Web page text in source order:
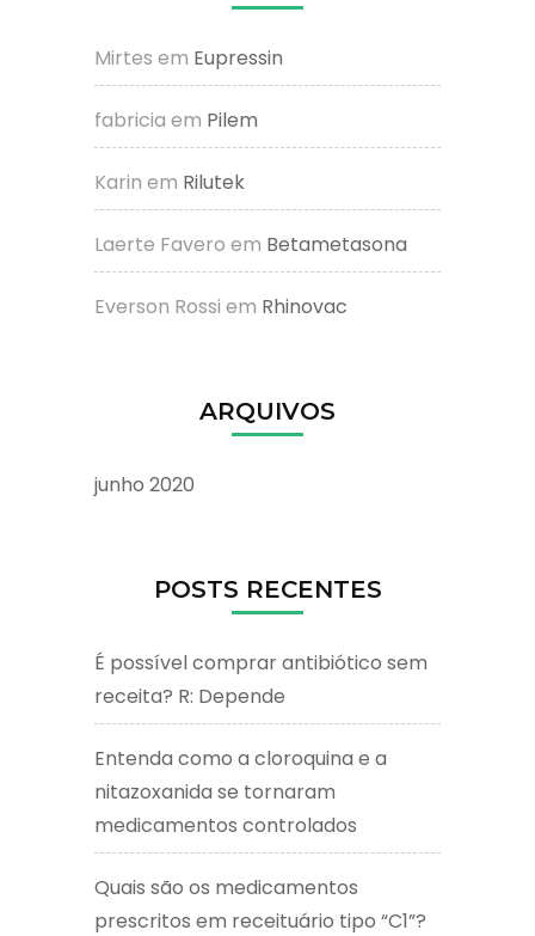
Mirtes em Eupressin
fabricia em Pilem
Karin em Rilutek
Laerte Favero em Betametasona
Everson Rossi em Rhinovac
ARQUIVOS
junho 2020
POSTS RECENTES
É possível comprar antibiótico sem
receita? R: Depende
Entenda como a cloroquina e a
nitazoxanida se tornaram
medicamentos controlados
Quais são os medicamentos
prescritos em receituário tipo “C1”?